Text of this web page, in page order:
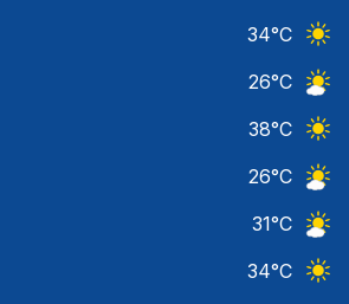
34°C
26°C
38°C
26°C
31°C
34°C